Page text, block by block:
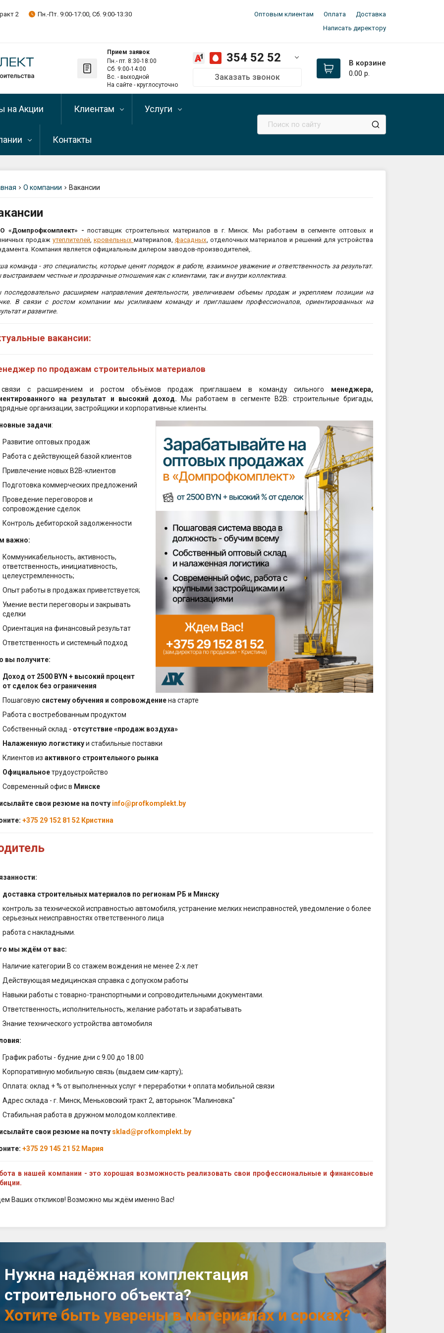
2 Пн.-Пт. 9:00-17:00, Сб. 9:00-13:30 Оптовым клиентам Оплата
Доставка
Написать директору
Прием заявок
Пн.- пт. 8:30-18:00
Сб. 9:00-14:00
Вс. - выходной
На сайте - круглосуточно
354 52 52
Позвонить нам:
+375 29 354 52 52
Подписывайтесь 👉@dpk_minsk
Малиновка)
Пн.-пт. 9:00-17:00
Сб. 9:00-13:30
Вс. выходной
GPS координаты проезда к складу:
53.85987990162563,27.42065330290123
Заказать звонок
В корзине
0.00 р.
на Акции Клиентам
Оптовым клиентам
Условия возврата
База знаний
Услуги
Расчет проекта
Консультации и
поддержка
Комплектация
строительных объектов
Контакты
(каменная)
(ППТ)
панели
для фасада
для потолка
рулонные
PIR
для
праймеры
ПВХ
битумная
многослойная
Технониколь
карнизная
ковры
кровельные
для
наплавляемая
пакеты прошивные
изоляция
теплоизоляция
маты
системы ТН
системы ТН
82
лист
для
и
смеси
штукатурка
смесь
стяжка пола
ветро-
строительные
пены
плиты
стеклохолст
стружечные
материалы
для
фасада
кровли
потолка
стяжки пола
стен и
теплого
решения -
Кровля,
Пол
комплектация
софиты
праймеры
О компании Вакансии
«Домпрофкомплект» - поставщик строительных материалов в г. Минск. Мы работаем в сегменте оптовых и
продаж утеплителей, кровельных материалов, фасадных, отделочных материалов и решений для устройства
Компания является официальным дилером заводов-производителей,.
команда - это специалисты, которые ценят порядок в работе, взаимное уважение и ответственность за результат.
честные и прозрачные отношения как с клиентами, так и внутри коллектива.
расширяем направления деятельности, увеличиваем объемы продаж и укрепляем позиции на
В связи с ростом компании мы усиливаем команду и приглашаем профессионалов, ориентированных на
и развитие.
вакансии:
по продажам строительных материалов
с расширением и ростом объёмов продаж приглашаем в команду сильного менеджера,
на результат и высокий доход.
Мы работаем в сегменте B2B: строительные бригады,
организации, застройщики и корпоративные клиенты.
задачи:
Развитие оптовых продаж
Работа с действующей базой клиентов
Привлечение новых B2B-клиентов
Подготовка коммерческих предложений
Проведение переговоров и
сопровождение сделок
Контроль дебиторской задолженности
важно:
Коммуникабельность, активность,
ответственность, инициативность,
целеустремленность;
Опыт работы в продажах приветствуется;
Умение вести переговоры и закрывать
сделки
Ориентация на финансовый результат
Ответственность и системный подход
вы получите:
Доход от 2500 BYN + высокий процент
от сделок без ограничения
Пошаговую систему обучения и сопровождениена старте
Работа с востребованным продуктом
Собственный склад - отсутствие «продаж воздуха»
Налаженную логистикуи стабильные поставки
Клиентов из активного строительного рынка
Официальноетрудоустройство
Современный офис в Минске
свои резюме на почту info@profkomplekt.by
+375 29 152 81 52 Кристина
доставка строительных материалов по регионам РБ и Минску
контроль за технической исправностью автомобиля, устранение мелких неисправностей, уведомление о более
серьезных неисправностях ответственного лица
работа с накладными.
мы ждём от вас:
Наличие категории В со стажем вождения не менее 2-х лет
Действующая медицинская справка с допуском работы
Навыки работы с товарно-транспортными и сопроводительными документами.
Ответственность, исполнительность, желание работать и зарабатывать
Знание технического устройства автомобиля
График работы - будние дни с 9.00 до 18.00
Корпоративную мобильную связь (выдаем сим-карту);
Оплата: оклад + % от выполненных услуг + переработки + оплата мобильной связи
Адрес склада - г. Минск, Меньковский тракт 2, авторынок "Малиновка"
Стабильная работа в дружном молодом коллективе.
свои резюме на почту sklad@profkomplekt.by
+375 29 145 21 52 Мария
в нашей компании - это хорошая возможность реализовать свои профессиональные и финансовые
Ваших откликов! Возможно мы ждём именно Вас!
Нужна надёжная комплектация
строительного объекта?
Хотите быть уверены в материалах и сроках?